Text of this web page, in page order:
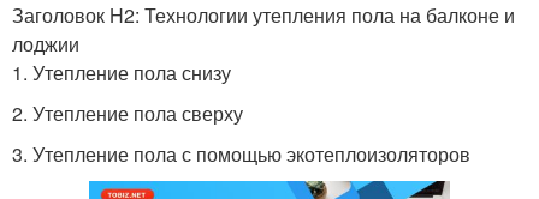
Заголовок H2: Технологии утепления пола на балконе и
лоджии
1. Утепление пола снизу
2. Утепление пола сверху
3. Утепление пола с помощью экотеплоизоляторов